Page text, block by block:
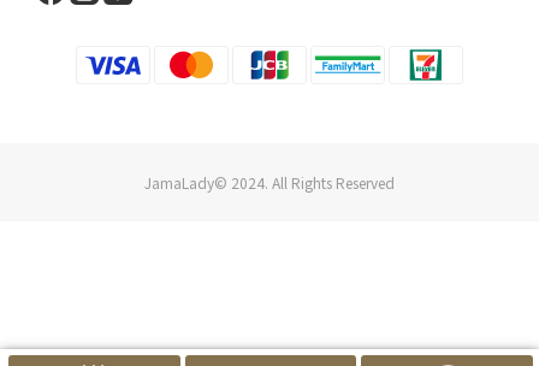
JamaLady© 2024. All Rights Reserved